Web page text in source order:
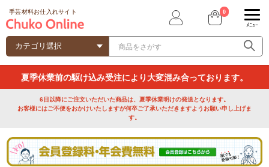
手芸材料お仕入れサイト 0
ﾒﾆｭｰ
夏季休業前の駆け込み受注により大変混み合っております。
6日以降にご注文いただいた商品は、夏季休業明けの発送となります。
お客様にはご不便をおかけいたしますが何卒ご了承いただきますようお願い申し上げま
す。